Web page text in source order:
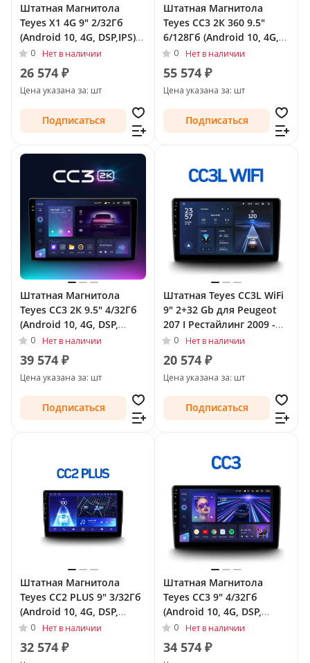
Штатная Магнитола
Teyes X1 4G 9" 2/32Гб
(Android 10, 4G, DSP,IPS)
для Peugeot 207 I 2006 -
2009
0 Нет в наличии
26 574 ₽
Цена указана за: шт
Подписаться
Штатная Магнитола
Teyes CC3 2К 360 9.5"
6/128Гб (Android 10, 4G,
DSP, QLed) - круговой
обзор для Peugeot 207 I
Рестайлинг 2009 - 2015
0 Нет в наличии
55 574 ₽
Цена указана за: шт
Подписаться
Штатная Магнитола
Teyes CC3 2К 9.5" 4/32Гб
(Android 10, 4G, DSP,
QLed) для Peugeot 207 I
2006 - 2009
0 Нет в наличии
39 574 ₽
Цена указана за: шт
Подписаться
Штатная Teyes CC3L WiFi
9" 2+32 Gb для Peugeot
207 I Рестайлинг 2009 -
2015
0 Нет в наличии
20 574 ₽
Цена указана за: шт
Подписаться
Штатная Магнитола
Teyes CC2 PLUS 9" 3/32Гб
(Android 10, 4G, DSP,
QLed) для Peugeot 207 I
2006 - 2009
0 Нет в наличии
32 574 ₽
Штатная Магнитола
Teyes CC3 9" 4/32Гб
(Android 10, 4G, DSP,
QLed) для Peugeot 207 I
Рестайлинг 2009 - 2015
0 Нет в наличии
34 574 ₽